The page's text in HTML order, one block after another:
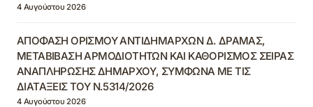
4 Αυγούστου 2026
ΑΠΟΦΑΣΗ ΟΡΙΣΜΟΥ ΑΝΤΙΔΗΜΑΡΧΩΝ Δ. ΔΡΑΜΑΣ,
ΜΕΤΑΒΙΒΑΣΗ ΑΡΜΟΔΙΟΤΗΤΩΝ ΚΑΙ ΚΑΘΟΡΙΣΜΟΣ ΣΕΙΡΑΣ
ΑΝΑΠΛΗΡΩΣΗΣ ΔΗΜΑΡΧΟΥ, ΣΥΜΦΩΝΑ ΜΕ ΤΙΣ
ΔΙΑΤΑΞΕΙΣ ΤΟΥ Ν.5314/2026
4 Αυγούστου 2026